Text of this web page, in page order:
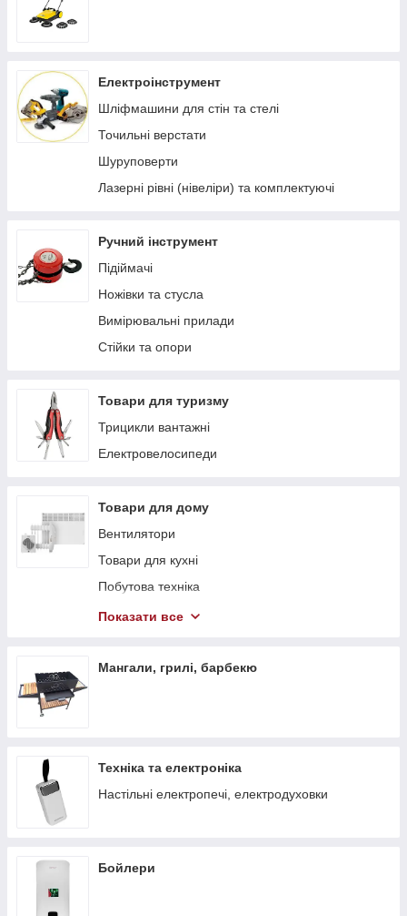
Електроінструмент
Шліфмашини для стін та стелі
Точильні верстати
Шуруповерти
Лазерні рівні (нівеліри) та комплектуючі
Ручний інструмент
Підіймачі
Ножівки та стусла
Вимірювальні прилади
Стійки та опори
Товари для туризму
Трицикли вантажні
Електровелосипеди
Товари для дому
Вентилятори
Товари для кухні
Побутова техніка
Теплові гармати
Стелажі
Показати все
Мангали, грилі, барбекю
Техніка та електроніка
Настільні електропечі, електродуховки
Бойлери